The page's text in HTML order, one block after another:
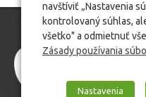
navštíviť „Nastavenia
kontrolovaný súhlas,
všetko" a odmietnuť
Zásady používania
Nastavenia